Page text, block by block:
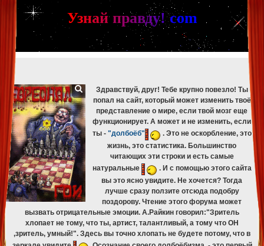
[phpBB Debug] PHP Warning : in file [ROOT]/phpbb/db/driver/mysqli.php
mysqli_fetch_assoc(): Couldn't fetch mysqli_result
[phpBB Debug] PHP Warning: in file[ROOT]/phpbb/db/driver/mysqli.php 329
mysqli_free_result(): Couldn't fetch mysqli_result
[phpBB Debug] PHP Warning
[ROOT]/phpbb/db/driver/mysqli.php on line 265
mysqli_fetch_assoc(): Couldn't fetch mysqli_result
[phpBB Debug] PHP Warning
: in file [ROOT]/phpbb/db/driver/mysqli.php on line329
mysqli_free_result(): Couldn't fetch mysqli_result
Узнай правду! com
Здравствуй, друг! Тебе крупно повезло! Ты
попал на сайт, который может изменить твоё
представление о мире, если твой мозг еще
функционирует. А может и не изменить, если
ты - "долбоёб"
. Это не оскорбление, это
жизнь, это статистика. Большинство
читающих эти строки и есть самые
натуральные
. И с помощью этого сайта
вы это ясно увидите. Не хочется? Тогда
лучше сразу ползите отсюда подобру
поздорову. Чтение этого форума может
вызвать отрицательные эмоции. А.Райкин говорил:"Зритель
хлопает не тому, что ты, артист, талантливый, а тому что ОН
,зритель, умный!". Здесь вы точно хлопать не будете потому, что в